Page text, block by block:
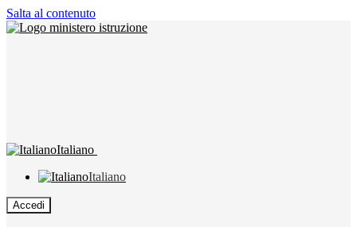
Salta al contenuto
Italiano
Italiano
Accedi